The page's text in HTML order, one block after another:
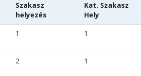
Szakasz
helyezés
Kat. Szakasz
Hely
1 1
2 1